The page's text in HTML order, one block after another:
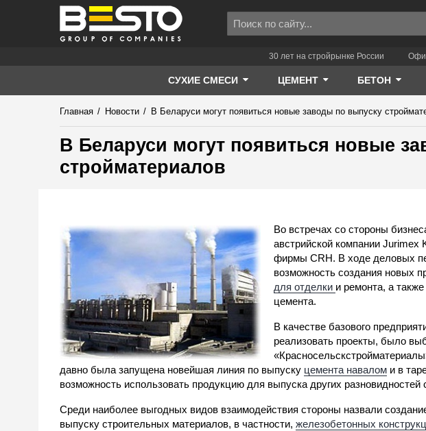
30 лет на стройрынке России
СУХИЕ СМЕСИ ЦЕМЕНТ БЕТОН
Главная / Новости / В Беларуси могут появиться новые заводы по выпуску
В Беларуси могут появиться новые
стройматериалов
Во встречах со стороны
австрийской компании Jurimex
фирмы CRH. В ходе деловых
возможность создания новых
для отделки и ремонта, а
цемента.
В качестве базового
реализовать проекты, было
давно была запущена новейшая линия по выпуску цемента навалом и в
возможность использовать продукцию для выпуска других
Среди наиболее выгодных видов взаимодействия стороны назвали
выпуску строительных материалов, в частности, железобетонных